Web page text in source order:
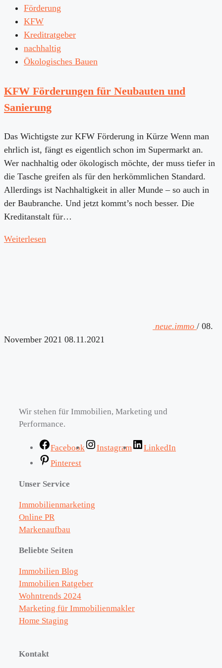
Förderung
KFW
Kreditratgeber
nachhaltig
Ökologisches Bauen
KFW Förderungen für Neubauten und
Sanierung
Das Wichtigste zur KFW Förderung in Kürze Wenn man
ehrlich ist, fängt es eigentlich schon im Supermarkt an.
Wer nachhaltig oder ökologisch möchte, der muss tiefer in
die Tasche greifen als für den herkömmlichen Standard.
Allerdings ist Nachhaltigkeit in aller Munde – so auch in
der Baubranche. Und jetzt kommt’s noch besser. Die
Kreditanstalt für…
Weiterlesen
neue.immo / 08.
November 2021 08.11.2021
Wir stehen für Immobilien, Marketing und
Performance.
Facebook Instagram
LinkedIn
Pinterest
Unser Service
Immobilienmarketing
Online PR
Markenaufbau
Beliebte Seiten
Immobilien Blog
Immobilien Ratgeber
Wohntrends 2024
Marketing für Immobilienmakler
Home Staging
Kontakt